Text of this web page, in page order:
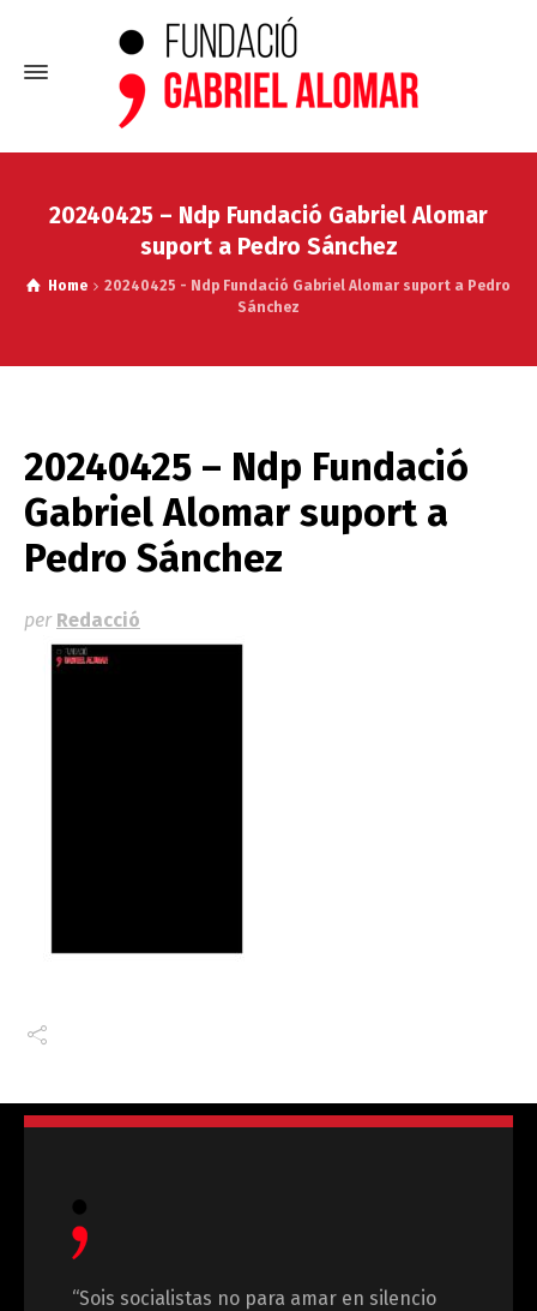
20240425 – Ndp Fundació Gabriel Alomar
suport a Pedro Sánchez
Home
20240425 - Ndp Fundació Gabriel Alomar suport a Pedro
Sánchez
20240425 – Ndp Fundació
Gabriel Alomar suport a
Pedro Sánchez
per Redacció
“Sois socialistas no para amar en silencio